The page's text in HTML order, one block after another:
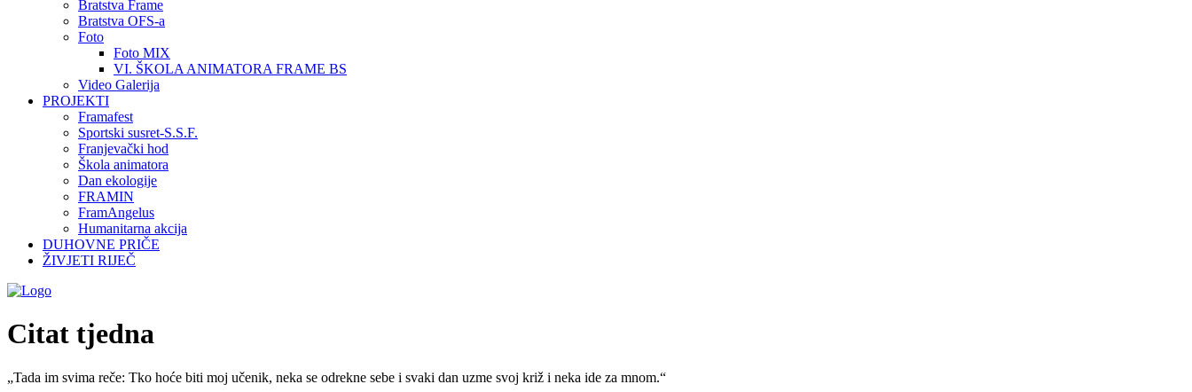
Bratstva Frame
Bratstva OFS-a
Foto
Foto MIX
VI. ŠKOLA ANIMATORA FRAME BS
Video Galerija
PROJEKTI
Framafest
Sportski susret-S.S.F.
Franjevački hod
Škola animatora
Dan ekologije
FRAMIN
FramAngelus
Humanitarna akcija
DUHOVNE PRIČE
ŽIVJETI RIJEČ
Citat tjedna
„Tada im svima reče: Tko hoće biti moj učenik, neka se odrekne sebe i svaki dan uzme svoj križ i neka ide za mnom.“